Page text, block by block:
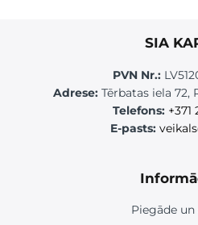
SIA
PVN Nr.:
Adrese: Tērbatas iela 72,
Telefons: +371
E-pasts:
Piegāde un